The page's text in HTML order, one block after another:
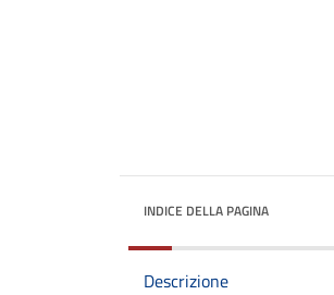
INDICE DELLA PAGINA
Descrizione